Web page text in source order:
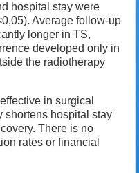
hospital stay were
Average follow-up
longer in TS,
developed only in
the radiotherapy
in surgical
shortens hospital stay
There is no
rates or financial